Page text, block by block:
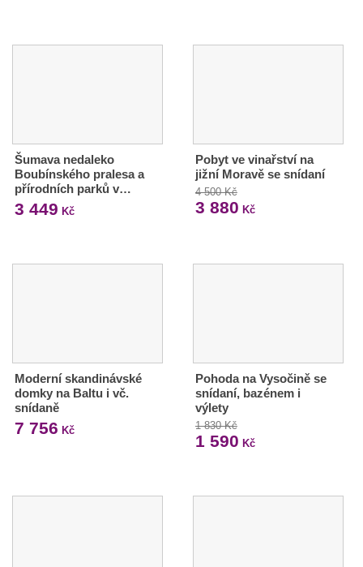
Šumava nedaleko
Boubínského pralesa a
přírodních parků v…
3 449 Kč
Pobyt ve vinařství na
jižní Moravě se snídaní
4 500 Kč
3 880 Kč
Moderní skandinávské
domky na Baltu i vč.
snídaně
7 756 Kč
Pohoda na Vysočině se
snídaní, bazénem i
výlety
1 830 Kč
1 590 Kč